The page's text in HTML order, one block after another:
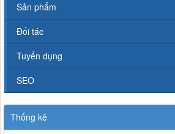
Sản phẩm
Đối tác
Tuyển dụng
SEO
Thống kê